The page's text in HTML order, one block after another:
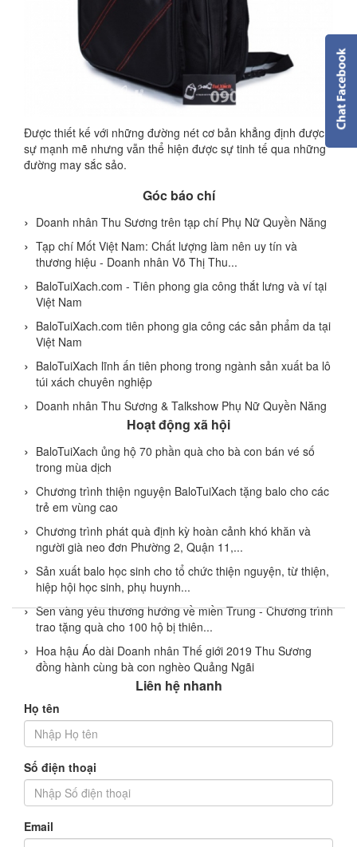
Được thiết kế với những đường nét cơ bản khẳng định được
sự mạnh mẽ nhưng vẫn thể hiện được sự tinh tế qua những
đường may sắc sảo.
Góc báo chí
Doanh nhân Thu Sương trên tạp chí Phụ Nữ Quyền Năng
Tạp chí Mốt Việt Nam: Chất lượng làm nên uy tín và
thương hiệu - Doanh nhân Võ Thị Thu...
BaloTuiXach.com - Tiên phong gia công thắt lưng và ví tại
Việt Nam
BaloTuiXach.com tiên phong gia công các sản phẩm da tại
Việt Nam
BaloTuiXach lĩnh ấn tiên phong trong ngành sản xuất ba lô
túi xách chuyên nghiệp
Doanh nhân Thu Sương & Talkshow Phụ Nữ Quyền Năng
Hoạt động xã hội
BaloTuiXach ủng hộ 70 phần quà cho bà con bán vé số
trong mùa dịch
Chương trình thiện nguyện BaloTuiXach tặng balo cho các
trẻ em vùng cao
Chương trình phát quà định kỳ hoàn cảnh khó khăn và
người già neo đơn Phường 2, Quận 11,...
Sản xuất balo học sinh cho tổ chức thiện nguyện, từ thiện,
hiệp hội học sinh, phụ huynh...
Sen vàng yêu thương hướng về miền Trung - Chương trình
trao tặng quà cho 100 hộ bị thiên...
Hoa hậu Áo dài Doanh nhân Thế giới 2019 Thu Sương
đồng hành cùng bà con nghèo Quảng Ngãi
Liên hệ nhanh
Họ tên
Số điện thoại
Email